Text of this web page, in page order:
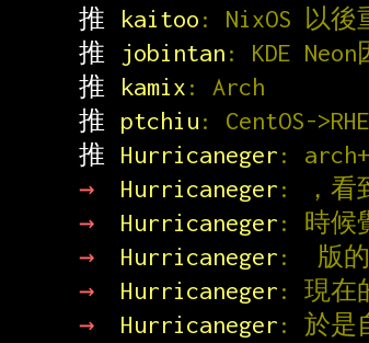
推
kaitoo: NixOS 以後
推
jobintan: KDE Neon
推
kamix: Arch
推
ptchiu: CentOS-
推
Hurricaneger:
→
Hurricaneger: ，看
→
Hurricaneger: 時候
→
Hurricaneger:  版的
→
Hurricaneger: 現在
→
Hurricaneger: 於是